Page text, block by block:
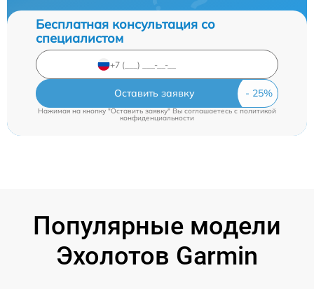
Бесплатная консультация со
специалистом
Оставить заявку
Нажимая на кнопку "Оставить заявку" Вы соглашаетесь c политикой
конфиденциальности
Популярные модели
Эхолотов Garmin